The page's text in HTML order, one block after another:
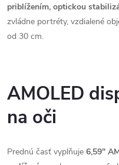
priblížením, optickou
zvládne portréty, vzdialené
od 30 cm.
AMOLED
na oči
Prednú časť vyplňuje 6,59"